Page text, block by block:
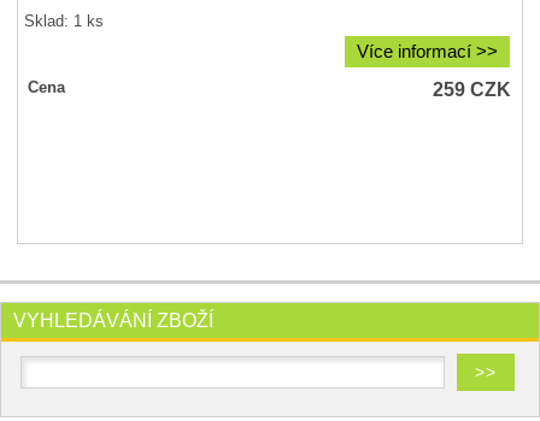
Sklad: 1 ks
Více informací >>
Cena 259CZK
VYHLEDÁVÁNÍ ZBOŽÍ